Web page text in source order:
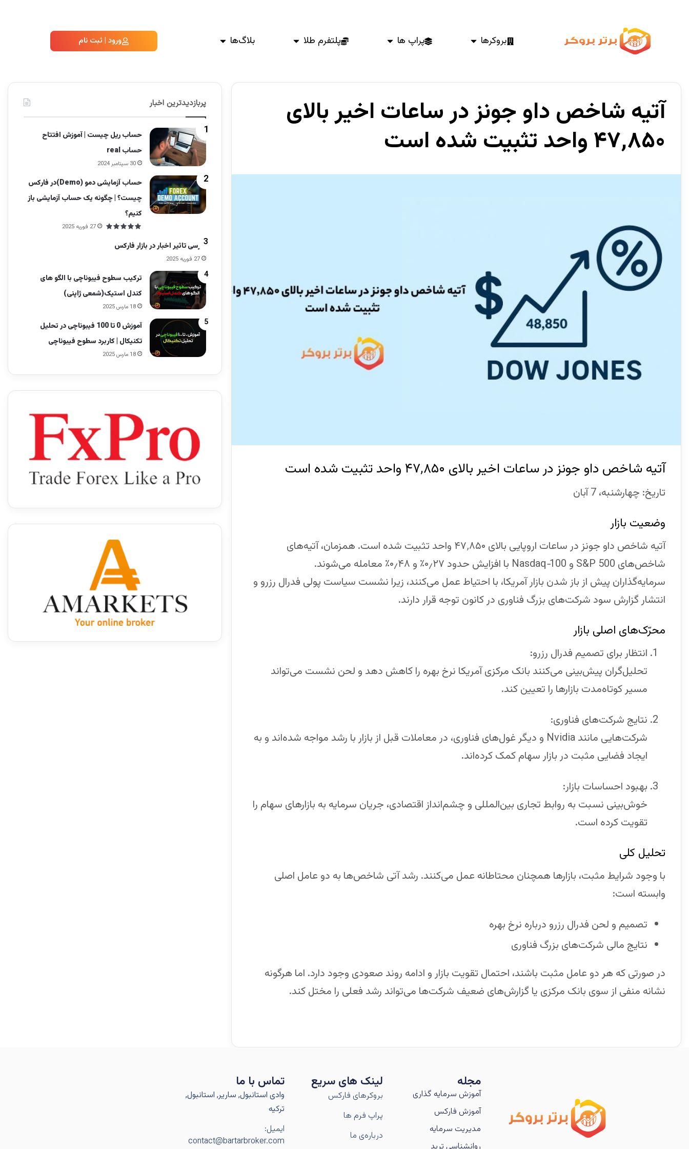
بروکرها پراپ ها پلتفرم طلا بلاگ‌ها ورود | ثبت نام
آتیه شاخص داو جونز در ساعات اخیر بالای
۴۷٬۸۵۰ واحد تثبیت شده است
آتیه شاخص داو جونز در ساعات اخیر بالای ۴۷٬۸۵۰ واحد تثبیت شده است
تاریخ: چهارشنبه، 7 آبان
وضعیت بازار
آتیه شاخص داو جونز در ساعات اروپایی بالای ۴۷٬۸۵۰ واحد تثبیت شده است. همزمان، آتیه‌های
شاخص‌های S&P 500 و Nasdaq‑100 با افزایش حدود ۰٫۲۷٪ و ۰٫۴۸٪ معامله می‌شوند.
سرمایه‌گذاران پیش از باز شدن بازار آمریکا، با احتیاط عمل می‌کنند، زیرا نشست سیاست پولی فدرال رزرو و
انتشار گزارش سود شرکت‌های بزرگ فناوری در کانون توجه قرار دارند.
محرّک‌های اصلی بازار
انتظار برای تصمیم فدرال رزرو:
تحلیل‌گران پیش‌بینی می‌کنند بانک مرکزی آمریکا نرخ بهره را کاهش دهد و لحن نشست می‌تواند
مسیر کوتاه‌مدت بازارها را تعیین کند.
نتایج شرکت‌های فناوری:
شرکت‌هایی مانند Nvidia و دیگر غول‌های فناوری، در معاملات قبل از بازار با رشد مواجه شده‌اند و به
ایجاد فضایی مثبت در بازار سهام کمک کرده‌اند.
بهبود احساسات بازار:
خوش‌بینی نسبت به روابط تجاری بین‌المللی و چشم‌انداز اقتصادی، جریان سرمایه به بازارهای سهام را
تقویت کرده است.
تحلیل کلی
با وجود شرایط مثبت، بازارها همچنان محتاطانه عمل می‌کنند. رشد آتی شاخص‌ها به دو عامل اصلی
وابسته است:
تصمیم و لحن فدرال رزرو درباره نرخ بهره
نتایج مالی شرکت‌های بزرگ فناوری
در صورتی که هر دو عامل مثبت باشند، احتمال تقویت بازار و ادامه روند صعودی وجود دارد. اما هرگونه
نشانه منفی از سوی بانک مرکزی یا گزارش‌های ضعیف شرکت‌ها می‌تواند رشد فعلی را مختل کند.
پربازدیدترین اخبار
حساب ریل چیست | آموزش افتتاح
حساب real
30 سپتامبر 2024
حساب آزمایشی دمو (Demo)در فارکس
چیست؟ | چگونه یک حساب آزمایشی باز
کنیم؟
27 فوریه 2025
بررسی تاثیر اخبار در بازار فارکس
27 فوریه 2025
ترکیب سطوح فیبوناچی با الگو های
کندل استیک(شمعی ژاپنی)
18 مارس 2025
آموزش 0 تا 100 فیبوناچی در تحلیل
تکنیکال | کاربرد سطوح فیبوناچی
18 مارس 2025
مجله
آموزش سرمایه گذاری
آموزش فارکس
مدیریت سرمایه
لینک های سریع
بروکرهای فارکس
پراپ فرم ها
درباره‌ی ما
تماس با ما
وادی استانبول, ساریر, استانبول,
ترکیه
ایمیل:
contact@bartarbroker.com